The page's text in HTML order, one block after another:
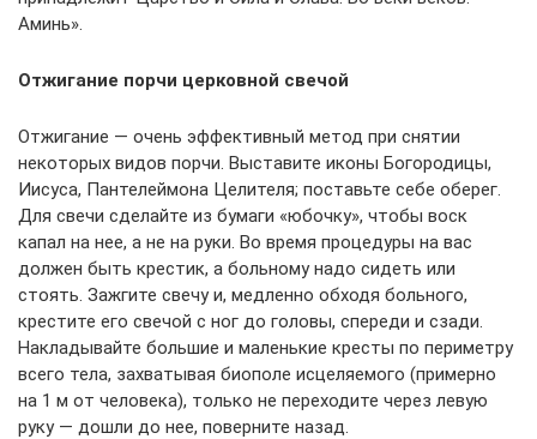
Аминь».
Отжигание порчи церковной свечой
Отжигание — очень эффективный метод при снятии
некоторых видов порчи. Выставите иконы Богородицы,
Иисуса, Пантелеймона Целителя; поставьте себе оберег.
Для свечи сделайте из бумаги «юбочку», чтобы воск
капал на нее, а не на руки. Во время процедуры на вас
должен быть крестик, а больному надо сидеть или
стоять. Зажгите свечу и, медленно обходя больного,
крестите его свечой с ног до головы, спереди и сзади.
Накладывайте большие и маленькие кресты по периметру
всего тела, захватывая биополе исцеляемого (примерно
на 1 м от человека), только не переходите через левую
руку — дошли до нее, поверните назад.